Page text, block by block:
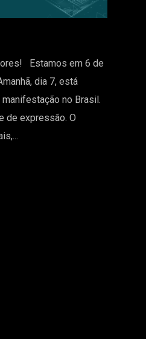
Estamos em 6 de
dia 7, está
no Brasil.
de expressão. O